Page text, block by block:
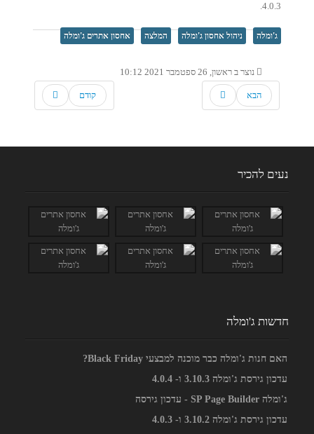
4.0.3.
ג'ומלה ניהול אחסון ג'ומלה המלצה אחסון אתרים ג'ומלה
נוצר ב ראשון, 26 ספטמבר 2021 10:12
קודם הבא
נעים להכיר
חדשות ג'ומלה
האם חנות ג'ומלה כבר מוכנה למבצעי Black Friday?
עדכון גירסת ג'ומלה 3.10.3 ו- 4.0.4
ג'ומלה SP Page Builder - עדכון גירסה
עדכון גירסת ג'ומלה 3.10.2 ו- 4.0.3